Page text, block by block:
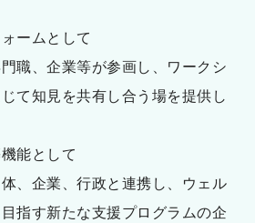
ームとして
職、企業等が参画し、ワークシ
て知見を共有し合う場を提供し
能として
、企業、行政と連携し、ウェル
指す新たな支援プログラムの企